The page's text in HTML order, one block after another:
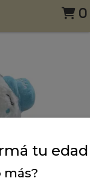
0
tu edad
más?